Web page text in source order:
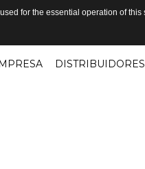
DISTRIBUIDORES
for the essential operation of